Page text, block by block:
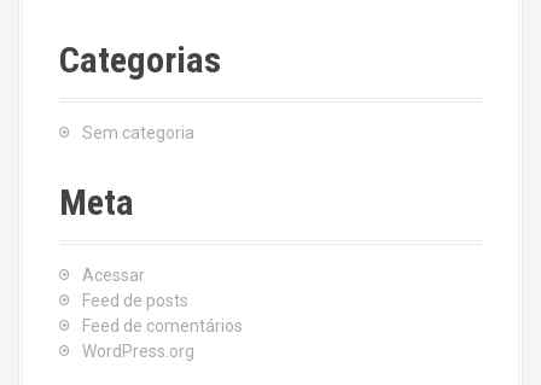
Categorias
Sem categoria
Meta
Acessar
Feed de posts
Feed de comentários
WordPress.org